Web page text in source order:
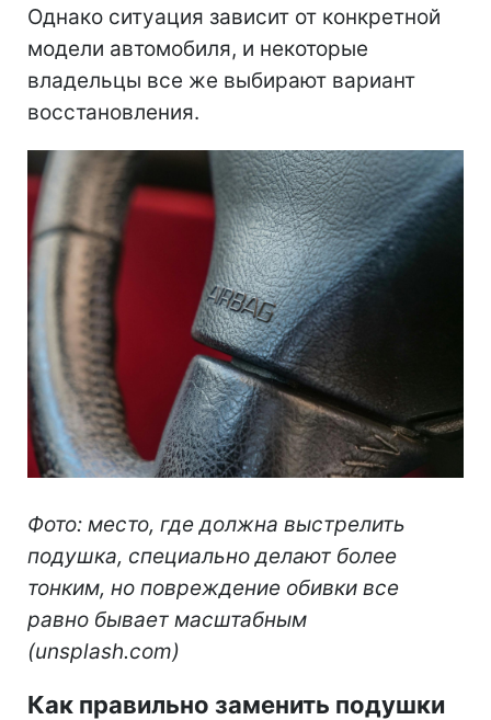
Однако ситуация зависит от конкретной
модели автомобиля, и некоторые
владельцы все же выбирают вариант
восстановления.
Фото: место, где должна выстрелить
подушка, специально делают более
тонким, но повреждение обивки все
равно бывает масштабным
(unsplash.com)
Как правильно заменить подушки